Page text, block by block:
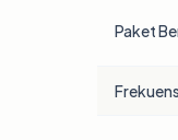
Paket